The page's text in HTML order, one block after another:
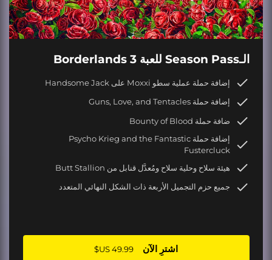
الـSeason Pass للعبة Borderlands 3
إضافة حملة عملية سطو Moxxi على Handsome Jack
إضافة حملة Guns, Love, and Tentacles
ضافة حملة Bounty of Blood
إضافة حملة Psycho Krieg and the Fantastic
Fustercluck
هيئة سلاح وحلية سلاح ومُعدَّل قنابل من Butt Stallion
جميع حزم التجميل الأربعة ذات الشكل النهائي المتعدد
اشترِ الآن